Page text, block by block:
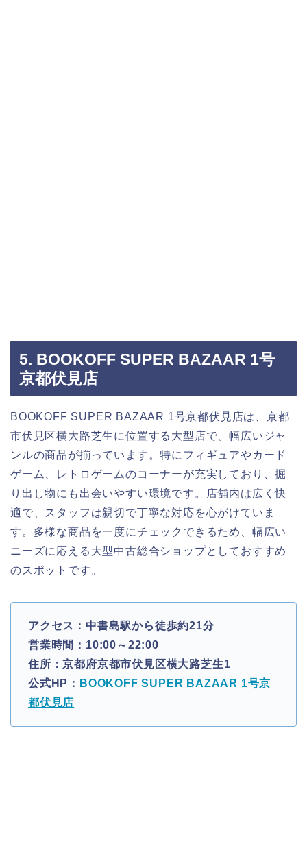
5. BOOKOFF SUPER BAZAAR 1号
京都伏見店
BOOKOFF SUPER BAZAAR 1号京都伏見店は、京都
市伏見区横大路芝生に位置する大型店で、幅広いジャ
ンルの商品が揃っています。特にフィギュアやカード
ゲーム、レトロゲームのコーナーが充実しており、掘
り出し物にも出会いやすい環境です。店舗内は広く快
適で、スタッフは親切で丁寧な対応を心がけていま
す。多様な商品を一度にチェックできるため、幅広い
ニーズに応える大型中古総合ショップとしておすすめ
のスポットです。
アクセス：中書島駅から徒歩約21分
営業時間：10:00～22:00
住所：京都府京都市伏見区横大路芝生1
公式HP： BOOKOFF SUPER BAZAAR 1号京
都伏見店